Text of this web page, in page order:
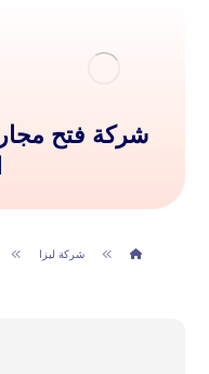
شركة فتح
شركة ليزا